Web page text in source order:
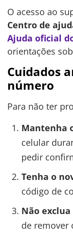
O acesso ao
Centro de
Ajuda oficial
orientações
Cuidados
número
Para não ter
Mantenha
celular
pedir
Tenha o
código de
Não
de remover